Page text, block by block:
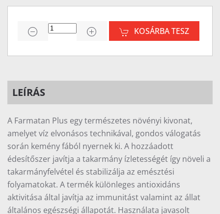
KOSÁRBA TESZ
LEÍRÁS
A Farmatan Plus egy természetes növényi kivonat,
amelyet víz elvonásos technikával, gondos válogatás
során kemény fából nyernek ki. A hozzáadott
édesítőszer javítja a takarmány ízletességét így növeli a
takarmányfelvétel és stabilizálja az emésztési
folyamatokat. A termék különleges antioxidáns
aktivitása által javítja az immunitást valamint az állat
általános egészségi állapotát. Használata javasolt